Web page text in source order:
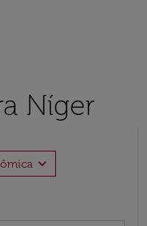
Níger
expand_more